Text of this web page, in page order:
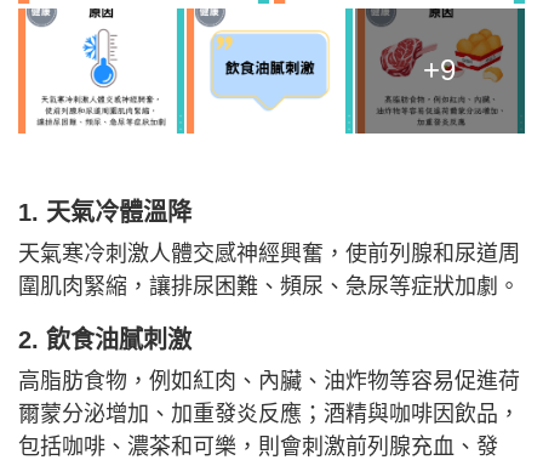
+9
1. 天氣冷體溫降
天氣寒冷刺激人體交感神經興奮，使前列腺和尿道周
圍肌肉緊縮，讓排尿困難、頻尿、急尿等症狀加劇。
2. 飲食油膩刺激
高脂肪食物，例如紅肉、內臟、油炸物等容易促進荷
爾蒙分泌增加、加重發炎反應；酒精與咖啡因飲品，
包括咖啡、濃茶和可樂，則會刺激前列腺充血、發